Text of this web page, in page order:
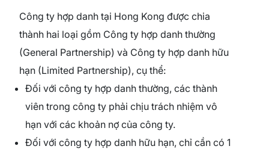
Công ty hợp danh tại Hong Kong được chia
thành hai loại gồm Công ty hợp danh thường
(General Partnership) và Công ty hợp danh hữu
hạn (Limited Partnership), cụ thể:
Đối với công ty hợp danh thường, các thành
viên trong công ty phải chịu trách nhiệm vô
hạn với các khoản nợ của công ty.
Đối với công ty hợp danh hữu hạn, chỉ cần có 1